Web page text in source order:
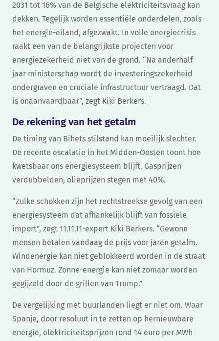
2031 tot 16% van de Belgische elektriciteitsvraag kan
dekken. Tegelijk worden essentiële onderdelen, zoals
het energie-eiland, afgezwakt. In volle energiecrisis
raakt een van de belangrijkste projecten voor
energiezekerheid niet van de grond. “Na anderhalf
jaar ministerschap wordt de investeringszekerheid
ondergraven en cruciale infrastructuur vertraagd. Dat
is onaanvaardbaar”, zegt Kiki Berkers.
De rekening van het getalm
De timing van Bihets stilstand kan moeilijk slechter.
De recente escalatie in het Midden-Oosten toont hoe
kwetsbaar ons energiesysteem blijft. Gasprijzen
verdubbelden, olieprijzen stegen met 40%.
“Zulke schokken zijn het rechtstreekse gevolg van een
energiesysteem dat afhankelijk blijft van fossiele
import”, zegt 11.11.11-expert Kiki Berkers. “Gewone
mensen betalen vandaag de prijs voor jaren getalm.
Windenergie kan niet geblokkeerd worden in de straat
van Hormuz. Zonne-energie kan niet zomaar worden
gegijzeld door de grillen van Trump.”
De vergelijking met buurlanden liegt er niet om. Waar
Spanje, door resoluut in te zetten op hernieuwbare
energie, elektriciteitsprijzen rond 14 euro per MWh